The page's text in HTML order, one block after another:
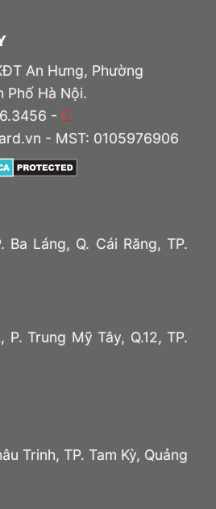
An Hưng, Phường
Phố Hà Nội.
-
- MST: 0105976906
Ba Láng, Q. Cái Răng, TP.
P. Trung Mỹ Tây, Q.12, TP.
Trinh, TP. Tam Kỳ, Quảng